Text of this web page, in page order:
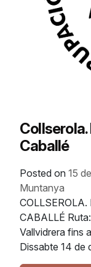
Caballé
Posted on 15
Muntanya
CABALLÉ
Vallvidrera fins
Dissabte 14 de